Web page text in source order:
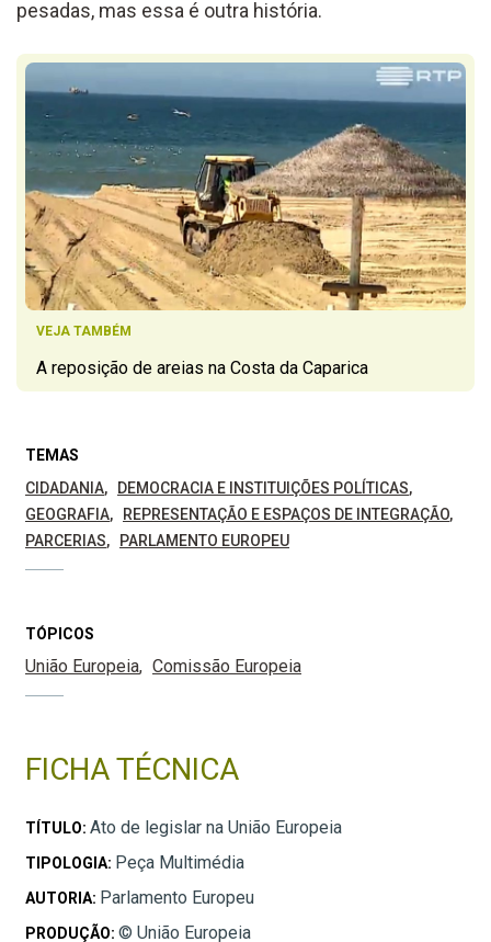
pesadas, mas essa é outra história.
VEJA TAMBÉM
A reposição de areias na Costa da Caparica
TEMAS
CIDADANIA
DEMOCRACIA E INSTITUIÇÕES POLÍTICAS
GEOGRAFIA
REPRESENTAÇÃO E ESPAÇOS DE INTEGRAÇÃO
PARCERIAS
PARLAMENTO EUROPEU
TÓPICOS
União Europeia Comissão Europeia
FICHA TÉCNICA
TÍTULO: Ato de legislar na União Europeia
TIPOLOGIA: Peça Multimédia
AUTORIA: Parlamento Europeu
PRODUÇÃO: © União Europeia